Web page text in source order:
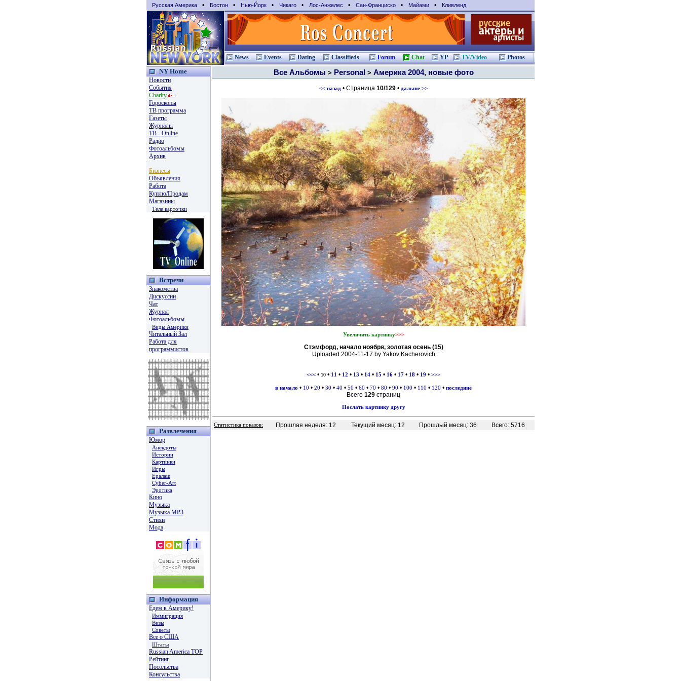
Русская Америка • Бостон • Нью-Йорк • Чикаго • Лос-Анжелес • Сан-Франциcко • Майами • Кливленд
News Events Dating Classifieds Forum Chat YP TV/Video Photos
NY Home
Новости
События
Charity
Гороскопы
TВ программа
Газеты
Журналы
ТВ - Online
Радио
Фотоальбомы
Архив
Бизнесы
Объявления
Работа
Куплю/Продам
Магазины
Теле карточки
Встречи
Знакомства
Дискуссии
Чат
Журнал
Фотоальбомы
Виды Америки
Читальный Зал
Работа для
программистов
Развлечения
Юмор
Анекдоты
Истории
Картинки
Игры
Ералаш
Cyber-Art
Эротика
Кино
Музыка
Музыка MP3
Стихи
Мода
Информация
Едем в Америку!
Иммиграция
Визы
Советы
Все о США
Штаты
Russian America TOP
Рейтинг
Посольства
Консульства
Все Альбомы > Personal > Америка 2004, новые фото
<< назад • Страница 10/129 • дальше >>
Увеличить картинку>>>
Стэмфорд, начало ноября, золотая осень (15)
Uploaded 2004-11-17 by Yakov Kacherovich
<<< • 10 • 11 • 12 • 13 • 14 • 15 • 16 • 17 • 18 • 19 • >>>
в начало • 10 • 20 • 30 • 40 • 50 • 60 • 70 • 80 • 90 • 100 • 110 • 120 • последние
Всего 129 страниц
Послать картинку другу
Статистика показов: Прошлая неделя: 12 Текущий месяц: 12 Прошлый месяц: 36 Всего: 5716